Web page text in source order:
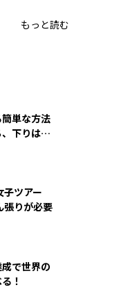
もっと読む
単な方法
下りは短
子ツアー
ん張りが必要
で世界の
！